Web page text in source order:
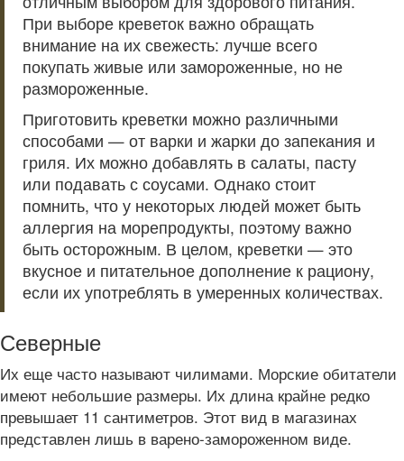
При выборе креветок важно обращать
внимание на их свежесть: лучше всего
покупать живые или замороженные, но не
размороженные.
Приготовить креветки можно различными
способами — от варки и жарки до запекания и
гриля. Их можно добавлять в салаты, пасту
или подавать с соусами. Однако стоит
помнить, что у некоторых людей может быть
аллергия на морепродукты, поэтому важно
быть осторожным. В целом, креветки — это
вкусное и питательное дополнение к рациону,
если их употреблять в умеренных количествах.
Северные
Их еще часто называют чилимами. Морские обитатели
имеют небольшие размеры. Их длина крайне редко
превышает 11 сантиметров. Этот вид в магазинах
представлен лишь в варено-замороженном виде.